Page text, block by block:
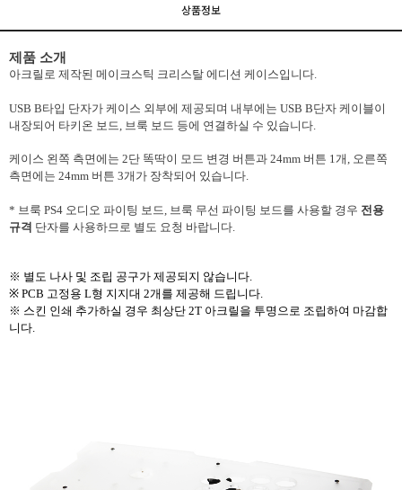
상품정보
제품 소개
아크릴로 제작된 메이크스틱 크리스탈 에디션 케이스입니다.
USB B타입 단자가 케이스 외부에 제공되며 내부에는 USB B단자 케이블이
내장되어 타키온 보드, 브룩 보드 등에 연결하실 수 있습니다.
케이스 왼쪽 측면에는 2단 똑딱이 모드 변경 버튼과 24mm 버튼 1개, 오른쪽
측면에는 24mm 버튼 3개가 장착되어 있습니다.
* 브룩 PS4 오디오 파이팅 보드, 브룩 무선 파이팅 보드를 사용할 경우 전용
규격 단자를 사용하므로 별도 요청 바랍니다.
※ 별도 나사 및 조립 공구가 제공되지 않습니다.
※ PCB 고정용 L형 지지대 2개를 제공해 드립니다.
※ 스킨 인쇄 추가하실 경우 최상단 2T 아크릴을 투명으로 조립하여 마감합
니다.